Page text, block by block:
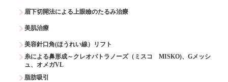
眉下切開法による上眼瞼のたるみ治療
美肌治療
美容針口角(ほうれい線）リフト
糸による鼻形成～クレオパトラノーズ（ミスコ MISKO)、Gメッシ
ュ、オメガVL
脂肪吸引